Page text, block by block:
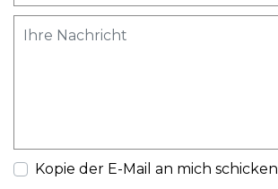
Kopie der E-Mail an mich schicken